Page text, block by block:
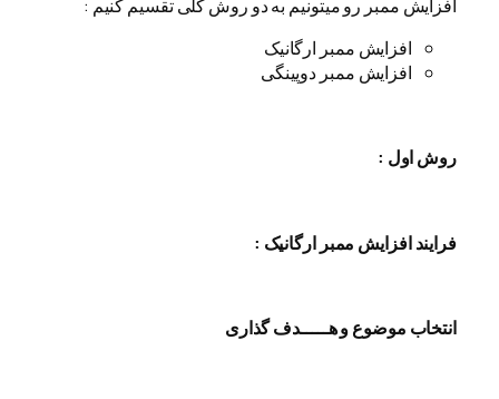
افزایش ممبر رو میتونیم به دو روش کلی تقسیم کنیم :
افزایش ممبر ارگانیک
افزایش ممبر دوپینگی
روش اول :
فرایند افزایش ممبر ارگانیک :
انتخاب موضوع و هـــــدف گذاری